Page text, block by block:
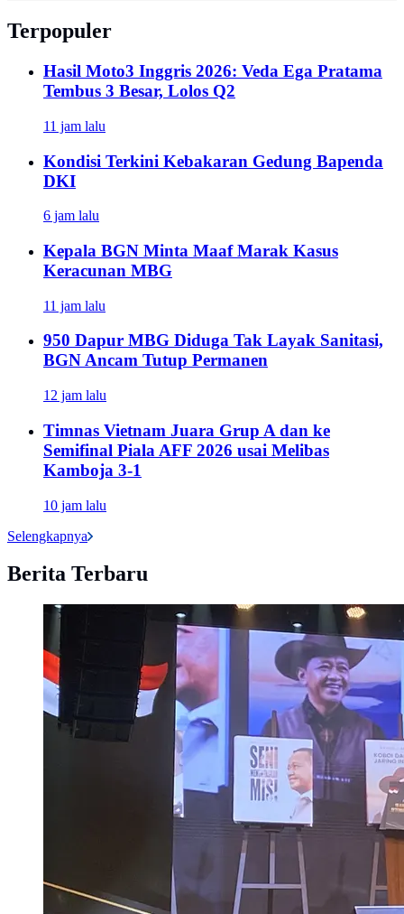
Terpopuler
Hasil Moto3 Inggris 2026: Veda Ega Pratama
Tembus 3 Besar, Lolos Q2
11 jam lalu
Kondisi Terkini Kebakaran Gedung Bapenda
DKI
6 jam lalu
Kepala BGN Minta Maaf Marak Kasus
Keracunan MBG
11 jam lalu
950 Dapur MBG Diduga Tak Layak Sanitasi,
BGN Ancam Tutup Permanen
12 jam lalu
Timnas Vietnam Juara Grup A dan ke
Semifinal Piala AFF 2026 usai Melibas
Kamboja 3-1
10 jam lalu
Selengkapnya
Berita Terbaru